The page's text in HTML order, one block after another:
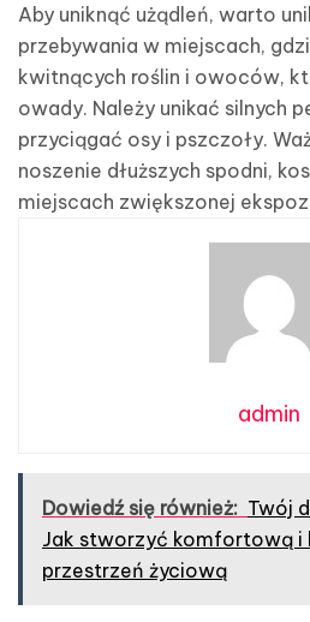
Aby uniknąć użądleń, warto
przebywania w miejscach,
kwitnących roślin i owoców,
owady. Należy unikać silnych
przyciągać osy i pszczoły.
noszenie dłuższych spodni,
miejscach zwiększonej
admin
Dowiedź się również: Twój
Jak stworzyć komfortową i
przestrzeń życiową